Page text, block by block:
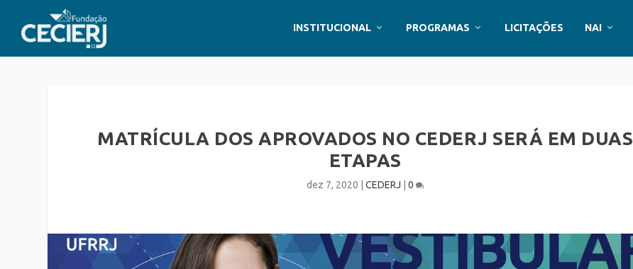
INSTITUCIONAL PROGRAMAS LICITAÇÕES NAI
MATRÍCULA DOS APROVADOS NO CEDERJ SERÁ EM DUAS
ETAPAS
dez 7, 2020 CEDERJ 0